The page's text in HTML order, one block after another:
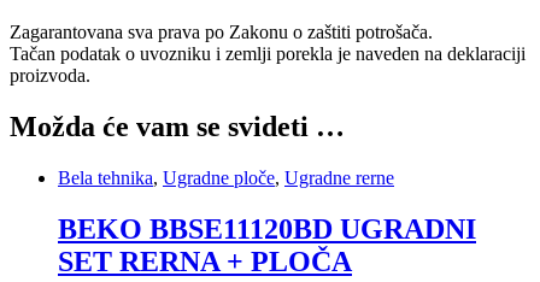
Zagarantovana sva prava po Zakonu o zaštiti potrošača.
Tačan podatak o uvozniku i zemlji porekla je naveden na deklaraciji
proizvoda.
Možda će vam se svideti …
Bela tehnika, Ugradne ploče, Ugradne rerne
BEKO BBSE11120BD UGRADNI
SET RERNA + PLOČA